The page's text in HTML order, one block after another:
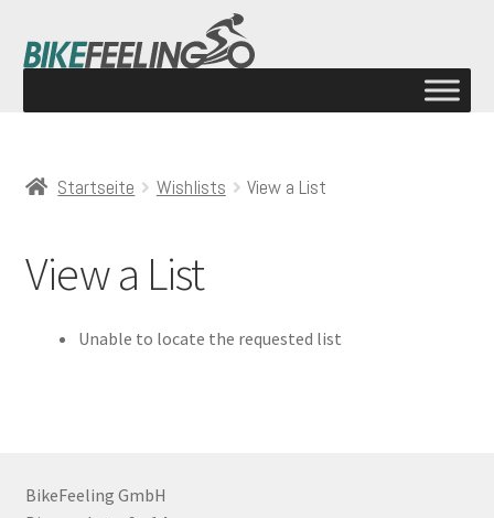
Startseite Wishlists View a List
View a List
Unable to locate the requested list
BikeFeeling GmbH